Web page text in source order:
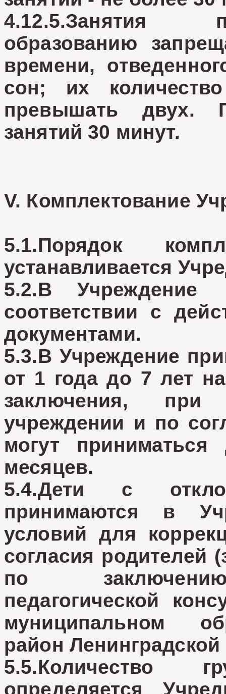
4.12.5.Занятия
образованию
времени,
сон; их
превышать двух.
занятий 30 минут.
V. Комплектование
5.1.Порядок
устанавливается
5.2.В
соответствии с
документами.
5.3.В Учреждение
от 1 года до 7 лет
заключения,
учреждении и по
могут
месяцев.
5.4.Дети с
принимаются в
условий для
согласия родителей
по заключению
педагогической
муниципальном
район
5.5.Количество
определяется